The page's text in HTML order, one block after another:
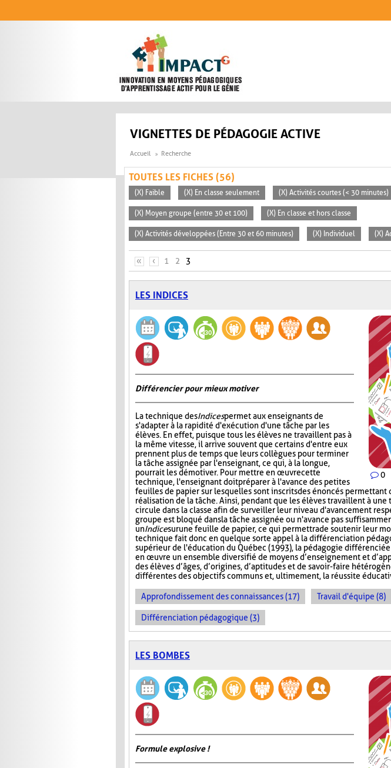
VIGNETTES DE PÉDAGOGIE ACTIVE
Accueil Recherche
TOUTES LES FICHES (56)
(X) Faible (X) En classe seulement (X) Activités courtes (< 30 minutes)
(X) Moyen groupe (entre 30 et 100) (X) En classe et hors classe
(X) Activités développées (Entre 30 et 60 minutes) (X) Individuel (X)
PAGES
« ‹ 1 2 3
LES INDICES
0
Différencier pour mieux motiver
La technique desIndicespermet aux enseignants de
s'adapter à la rapidité d'exécution d'une tâche par les
élèves. En effet, puisque tous les élèves ne travaillent pas à
la même vitesse, il arrive souvent que certains d'entre eux
prennent plus de temps que leurs collègues pour terminer
la tâche assignée par l'enseignant, ce qui, à la longue,
pourrait les démotiver. Pour mettre en œuvre cette
technique, l'enseignant doit préparer à l'avance des petites
feuilles de papier sur lesquelles sont inscrits des énoncés permettant
réalisation de la tâche. Ainsi, pendant que les élèves travaillent à
circule dans la classe afin de surveiller leur niveau d'avancement
groupe est bloqué dans la tâche assignée ou n'avance pas
unIndicesurune feuille de papier, ce qui permettra de soutenir leur
technique fait donc en quelque sorte appel à la différenciation
supérieur de l'éducation du Québec (1993), la pédagogie
en œuvre un ensemble diversifié de moyens d’enseignement et
des élèves d’âges, d’origines, d’aptitudes et de savoir-faire
différentes des objectifs communs et, ultimement, la réussite
Approfondissement des connaissances (17) Travail d'équipe (8)
Différenciation pédagogique (3)
LES BOMBES
Formule explosive !